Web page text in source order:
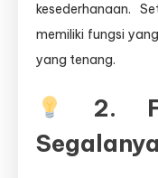
kesederhanaan.
memiliki fungsi
yang tenang.
2.
Segalanya